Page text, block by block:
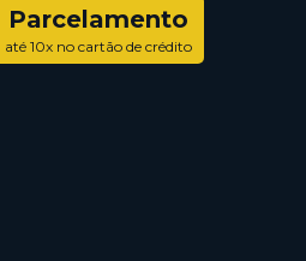
Parcelamento
até 10x no cartão de crédito